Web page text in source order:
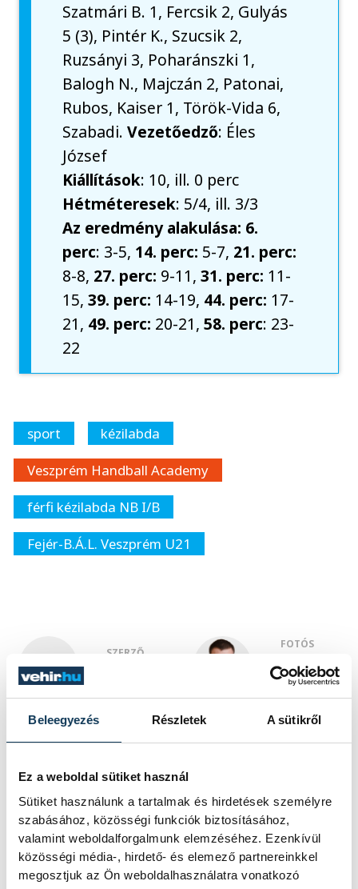
Beleegyezés Részletek A sütikről
Ez a weboldal sütiket használ
Sütiket használunk a tartalmak és hirdetések személyre
szabásához, közösségi funkciók biztosításához,
valamint weboldalforgalmunk elemzéséhez. Ezenkívül
közösségi média-, hirdető- és elemező partnereinkkel
megosztjuk az Ön weboldalhasználatra vonatkozó
Szatmári B. 1, Fercsik 2, Gulyás
5 (3), Pintér K., Szucsik 2,
Ruzsányi 3, Poharánszki 1,
Balogh N., Majczán 2, Patonai,
Rubos, Kaiser 1, Török-Vida 6,
Szabadi.Vezetőedző: Éles
József
Kiállítások: 10, ill. 0 perc
Hétméteresek: 5/4, ill. 3/3
Az eredmény alakulása: 6.
perc: 3-5, 14. perc: 5-7, 21. perc:
8-8, 27. perc: 9-11,31. perc: 11-
15, 39. perc: 14-19, 44. perc: 17-
21, 49. perc: 20-21,58. perc: 23-
22
sport
kézilabda
Veszprém Handball Academy
férfi kézilabda NB I/B
Fejér-B.Á.L. Veszprém U21
SZERZŐ
FOTÓS
Szalai
Csaba
Események
KORÁBBI ESEMÉNYEK BETÖLTÉSE